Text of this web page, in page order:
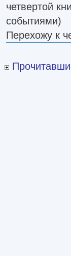
четвертой
событиями)
Перехожу к